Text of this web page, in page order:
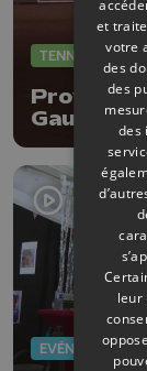
TENNIS
Province
Gauthier
EVÈNEMENTS
et
votre
des
des
des
leur